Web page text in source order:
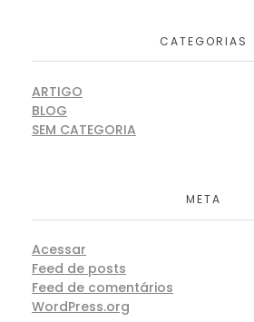
CATEGORIAS
ARTIGO
BLOG
SEM CATEGORIA
META
Acessar
Feed de posts
Feed de comentários
WordPress.org